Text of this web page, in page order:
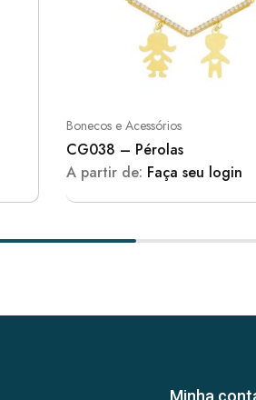
Bonecos e Acessórios
CG038 – Pérolas
A partir de: Faça seu login
Minha